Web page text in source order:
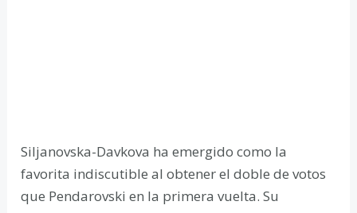
Siljanovska-Davkova ha emergido como la
favorita indiscutible al obtener el doble de votos
que Pendarovski en la primera vuelta. Su